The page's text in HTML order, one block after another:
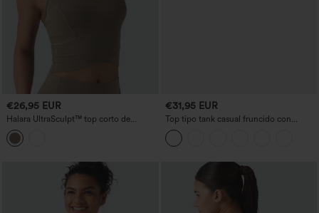
€26,95 EUR
Halara UltraSculpt™ top corto de
entrenamiento con escote en V, espalda
tipo racerback y sujeción media
€31,95 EUR
Top tipo tank casual fruncido con
cordón, sujetador incorporado y ojales